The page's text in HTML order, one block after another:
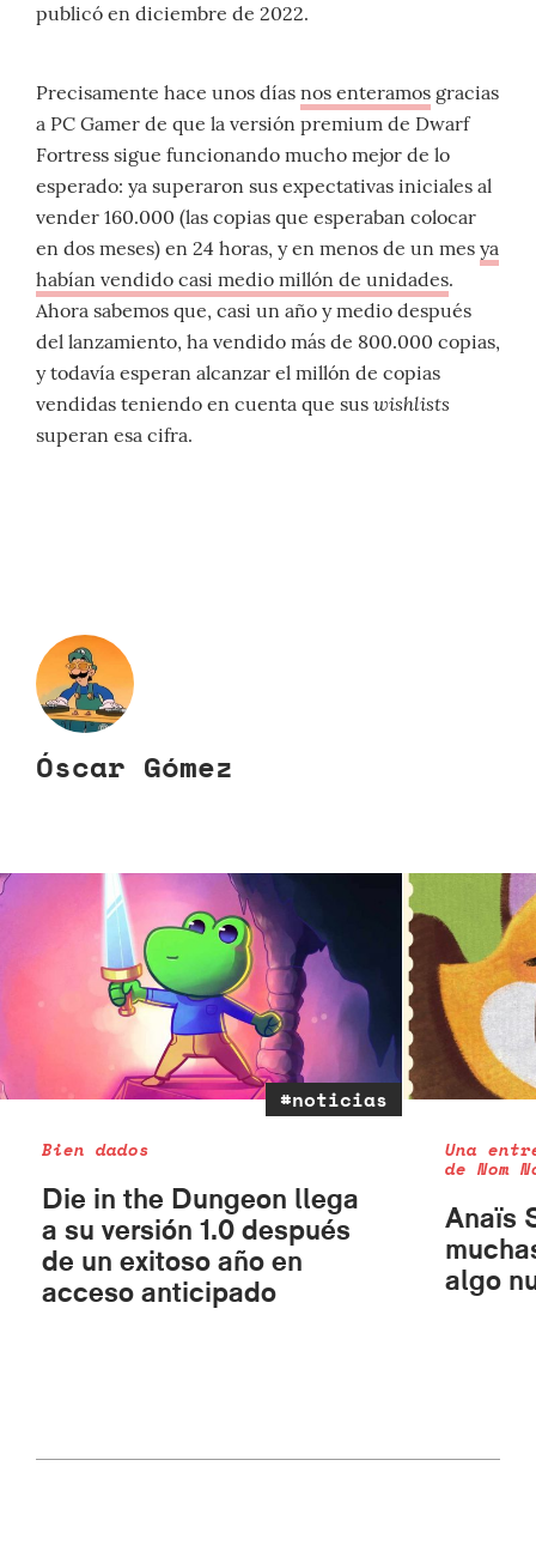
publicó en diciembre de 2022.
Precisamente hace unos días nos enteramos gracias
a PC Gamer de que la versión premium de Dwarf
Fortress sigue funcionando mucho mejor de lo
esperado: ya superaron sus expectativas iniciales al
vender 160.000 (las copias que esperaban colocar
en dos meses) en 24 horas, y en menos de un mes ya
habían vendido casi medio millón de unidades.
Ahora sabemos que, casi un año y medio después
del lanzamiento, ha vendido más de 800.000 copias,
y todavía esperan alcanzar el millón de copias
vendidas teniendo en cuenta que sus wishlists
superan esa cifra.
Óscar Gómez
#noticias
Bien dados
Die in the Dungeon llega
a su versión 1.0 después
de un exitoso año en
acceso anticipado
Una
de Nom
Anaïs
algo